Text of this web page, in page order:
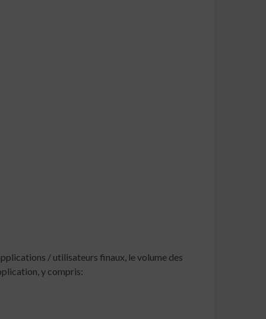
/ utilisateurs finaux, le volume des
y compris: